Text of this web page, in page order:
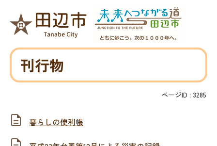
刊行物
ページID : 3285
暮らしの便利帳